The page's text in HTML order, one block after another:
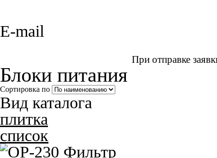
E-mail
При отправке
Блоки питания
Сортировка по
Вид каталога
плитка
список